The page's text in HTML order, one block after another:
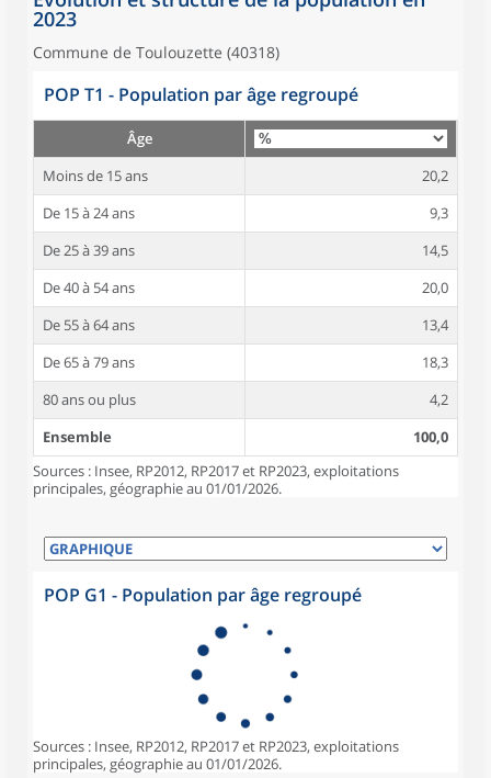
2023
Commune de Toulouzette (40318)
POP T1 - Population par âge regroupé
Âge
Moins de 15 ans
20,2
De 15 à 24 ans
9,3
De 25 à 39 ans
14,5
De 40 à 54 ans
20,0
De 55 à 64 ans
13,4
De 65 à 79 ans
18,3
80 ans ou plus
4,2
Ensemble
100,0
Sources : Insee, RP2012, RP2017 et RP2023, exploitations
principales, géographie au 01/01/2026.
POP G1 - Population par âge regroupé
Sources : Insee, RP2012, RP2017 et RP2023, exploitations
principales, géographie au 01/01/2026.